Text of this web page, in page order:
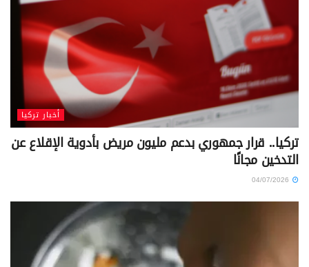
أخبار تركيا
تركيا.. قرار جمهوري بدعم مليون مريض بأدوية الإقلاع عن
التدخين مجانًا